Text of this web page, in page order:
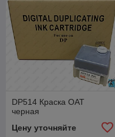
DP514 Краска OAT
черная
Цену уточняйте